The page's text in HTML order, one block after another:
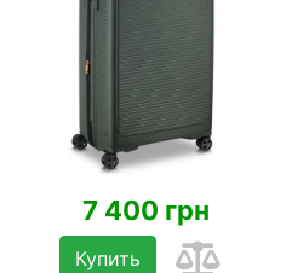
7 400 грн
Купить